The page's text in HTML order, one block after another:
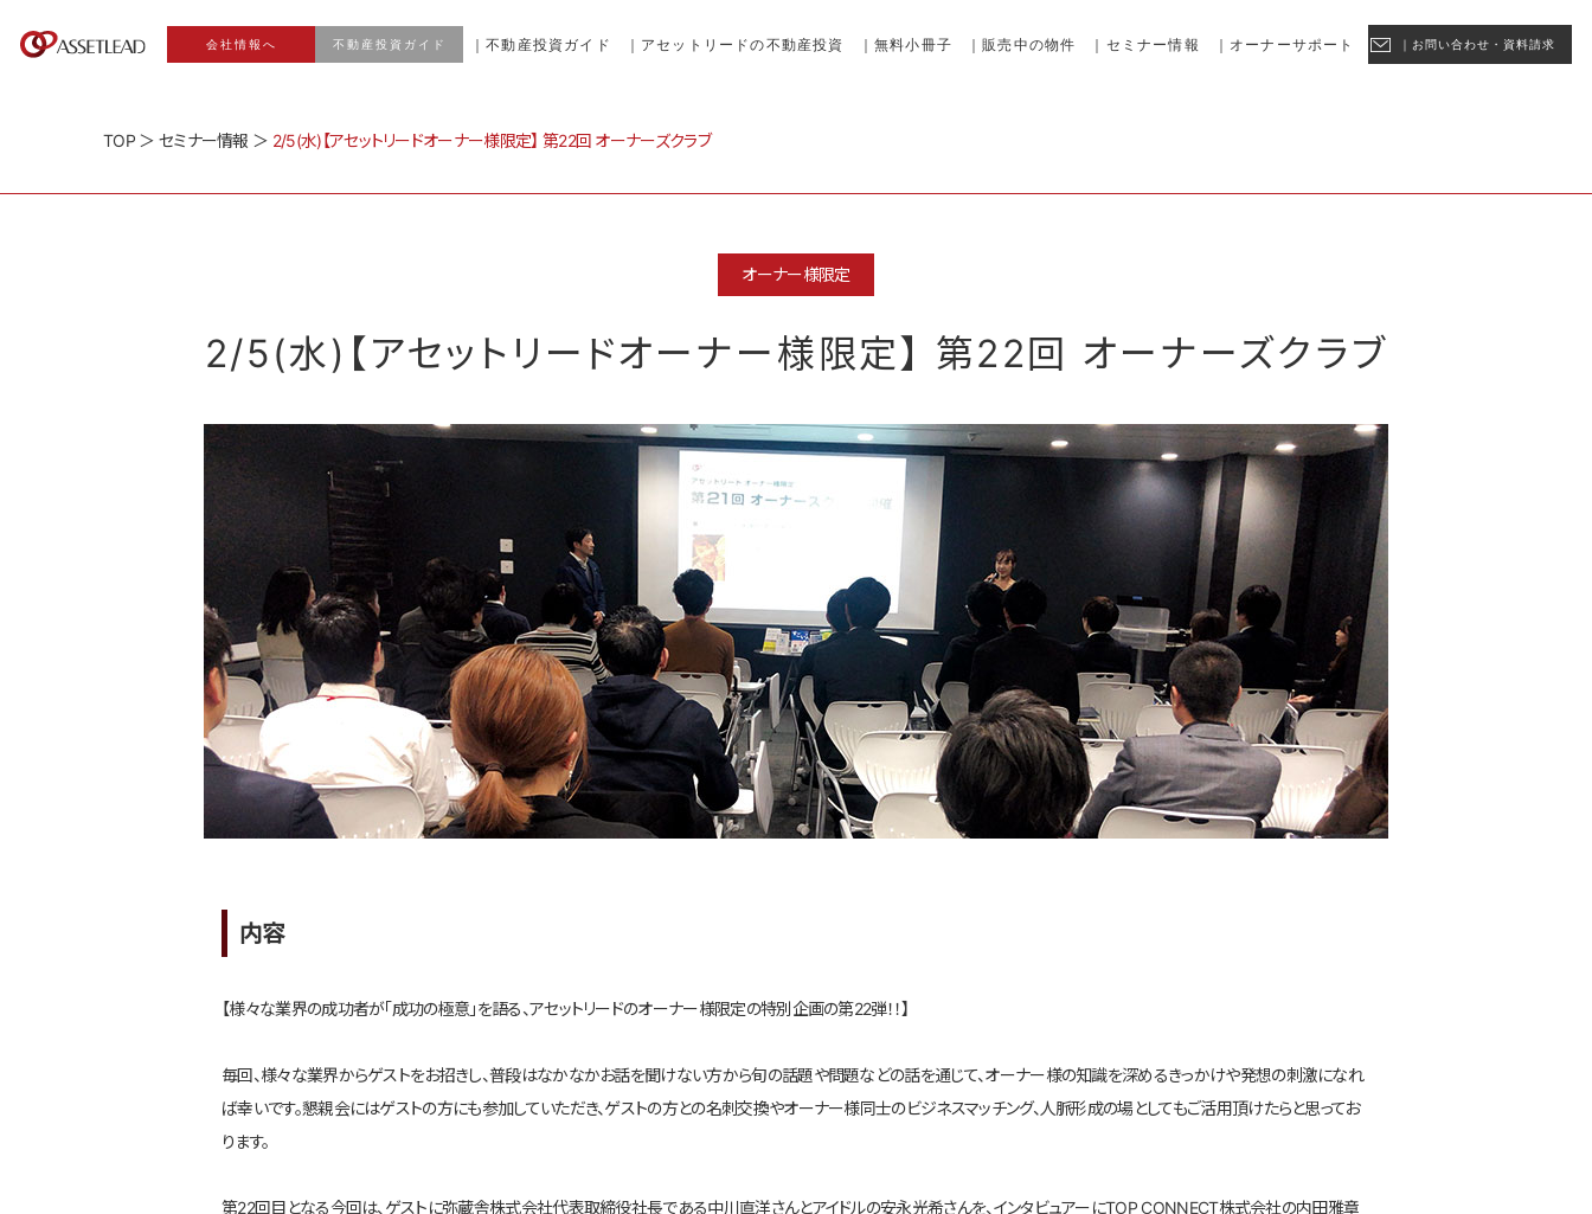
会社情報へ 不動産投資ガイド ｜不動産投資ガイド ｜アセットリードの不動産投資 ｜無料小冊子 ｜販売中の物件 ｜セミナー情報 ｜オーナーサポート ｜お問い合わせ・資料請求
TOP＞ セミナー情報 ＞ 2/5(水)【アセットリードオーナー様限定】 第22回 オーナーズクラブ
オーナー様限定
2/5(水)【アセットリードオーナー様限定】 第22回 オーナーズクラブ
内容
【様々な業界の成功者が「成功の極意」を語る、アセットリードのオーナー様限定の特別企画の第22弾！！】
毎回、様々な業界からゲストをお招きし、普段はなかなかお話を聞けない方から旬の話題や問題などの話を通じて、オーナー様の知識を深めるきっかけや発想の刺激になれ
ば幸いです。懇親会にはゲストの方にも参加していただき、ゲストの方との名刺交換やオーナー様同士のビジネスマッチング、人脈形成の場としてもご活用頂けたらと思ってお
ります。
第22回目となる今回は、ゲストに弥蔵舎株式会社代表取締役社長である中川直洋さんとアイドルの安永光希さんを、インタビュアーにTOP CONNECT株式会社の内田雅章